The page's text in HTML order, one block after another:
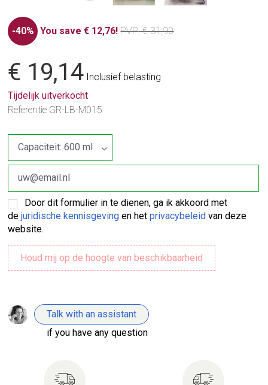
-40% You save € 12,76! PVP: € 31,90
€ 19,14 Inclusief belasting
Tijdelijk uitverkocht
Referentie GR-LB-M015
Door dit formulier in te dienen, ga ik akkoord met
dejuridische kennisgeving en hetprivacybeleid van deze
website.
Talk with an assistant
if you have any question